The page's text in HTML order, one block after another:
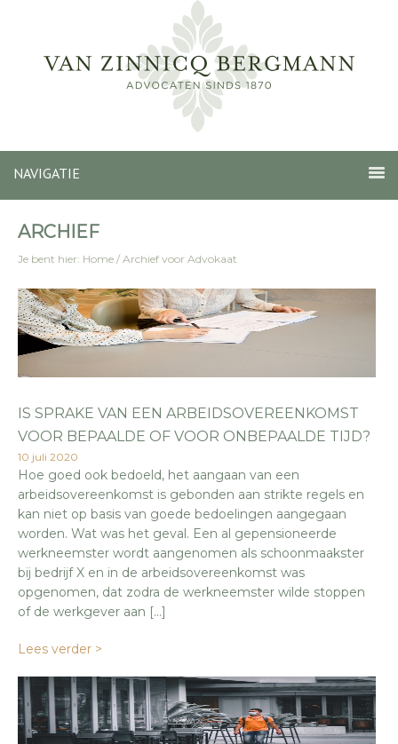
NAVIGATIE
ARCHIEF
Je bent hier: Home / Archief voor Advokaat
IS SPRAKE VAN EEN ARBEIDSOVEREENKOMST
VOOR BEPAALDE OF VOOR ONBEPAALDE TIJD?
10 juli 2020
Hoe goed ook bedoeld, het aangaan van een
arbeidsovereenkomst is gebonden aan strikte regels en
kan niet op basis van goede bedoelingen aangegaan
worden. Wat was het geval. Een al gepensioneerde
werkneemster wordt aangenomen als schoonmaakster
bij bedrijf X en in de arbeidsovereenkomst was
opgenomen, dat zodra de werkneemster wilde stoppen
of de werkgever aan […]
Lees verder >